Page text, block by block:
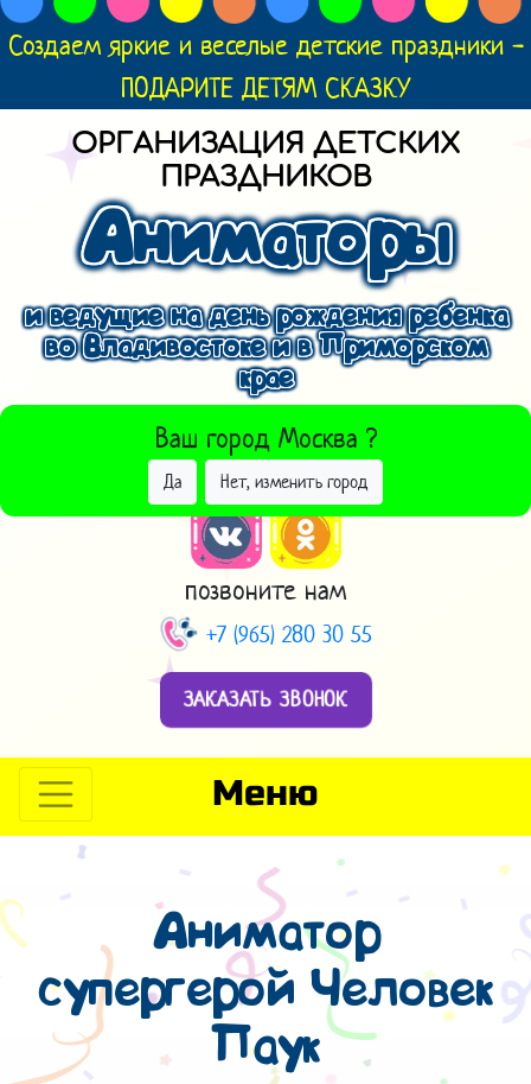
Создаем яркие и веселые детские праздники -
ПОДАРИТЕ ДЕТЯМ СКАЗКУ
ОРГАНИЗАЦИЯ ДЕТСКИХ
ПРАЗДНИКОВ
Аниматоры
и ведущие на день рождения ребенка
во Владивостоке и в Приморском
крае
Ваш город Москва ?
Да Нет, изменить город
ВЫБРАТЬ ДРУГОЙ ГОРОД
позвоните нам
+7 (965) 280 30 55
ЗАКАЗАТЬ ЗВОНОК
Меню
Аниматор
супергерой Человек
Паук